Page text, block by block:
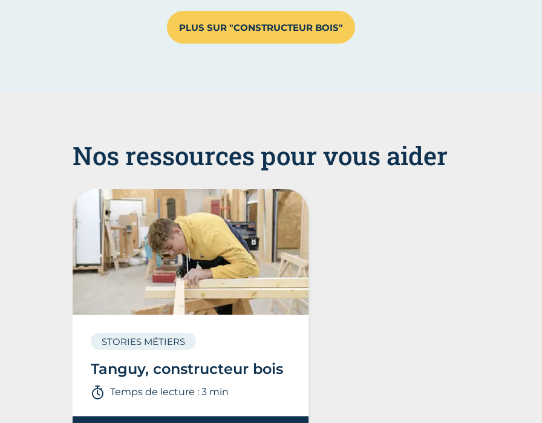
PLUS SUR "CONSTRUCTEUR BOIS"
Nos ressources pour vous aider
Tanguy, constructeur bois
STORIES MÉTIERS
Temps de lecture : 3 min